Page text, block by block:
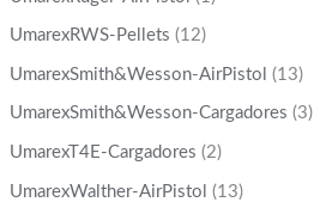
UmarexRWS-Pellets (12)
UmarexSmith&Wesson-AirPistol (13)
UmarexSmith&Wesson-Cargadores (3)
UmarexT4E-Cargadores (2)
UmarexWalther-AirPistol (13)